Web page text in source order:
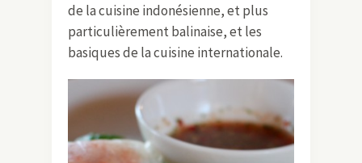
de la cuisine indonésienne, et plus
particulièrement balinaise, et les
basiques de la cuisine internationale.